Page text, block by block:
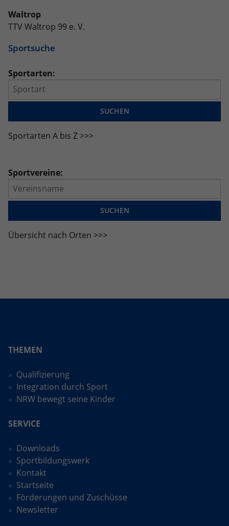
Waltrop
TTV Waltrop 99 e. V.
Sportsuche
Sportarten:
Sportarten A bis Z >>>
Sportvereine:
Übersicht nach Orten >>>
THEMEN
Qualifizierung
Integration durch Sport
NRW bewegt seine Kinder
SERVICE
Downloads
Sportbildungswerk
Kontakt
Startseite
Förderungen und Zuschüsse
Newsletter
Name
Anbieter
Laufzeit
Zweck
Wird verwendet, um den Sitzungsstatus